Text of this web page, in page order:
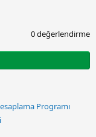
0 değerlendirme
Programı